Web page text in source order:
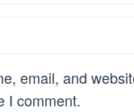
email, and
I comment.